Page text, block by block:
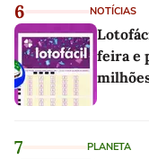
6 NOTÍCIAS
feira e
7 PLANETA